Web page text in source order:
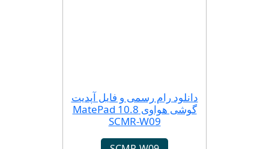
دانلود رام رسمی و فایل آپدیت
گوشی هواوی MatePad 10.8
SCMR-W09